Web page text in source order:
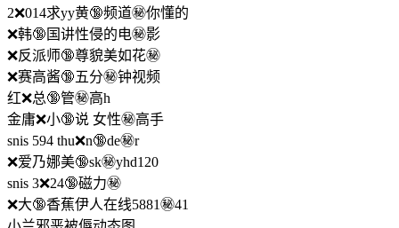
2❌014求yy黄🔞频道㊙️你懂的
❌韩🔞国讲性侵的电㊙️影
❌反派师🔞尊貌美如花㊙️
❌赛高酱🔞五分㊙️钟视频
红❌总🔞管㊙️高h
金庸❌小🔞说 女性㊙️高手
snis 594 thu❌n🔞de㊙️r
❌爱乃娜美🔞sk㊙️yhd120
snis 3❌24🔞磁力㊙️
❌大🔞香蕉伊人在线5881㊙️41